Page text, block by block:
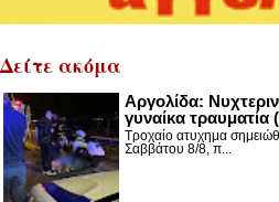
Δείτε ακόμα
Αργολίδα:
γυναίκα τραυματία
Τροχαίο ατυχημα
Σαββάτου 8/8, π...